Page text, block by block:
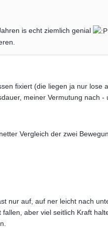
is echt ziemlich genial
fixiert (die liegen ja nur
meiner Vermutung nach
Vergleich der zwei
nur auf, auf ner leicht nach
aber viel seitlich Kraft